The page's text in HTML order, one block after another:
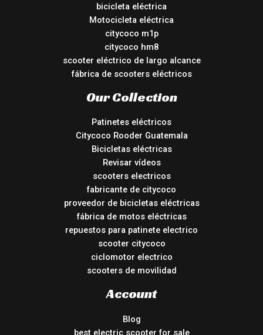
bicicleta eléctrica
Motocicleta eléctrica
citycoco m1p
citycoco hm8
scooter eléctrico de largo alcance
fábrica de scooters eléctricos
Our Collection
Patinetes eléctricos
Citycoco Rooder Guatemala
Bicicletas eléctricas
Revisar vídeos
scooters electricos
fabricante de citycoco
proveedor de bicicletas eléctricas
fábrica de motos eléctricas
repuestos para patinete electrico
scooter citycoco
ciclomotor electrico
scooters de movilidad
Account
Blog